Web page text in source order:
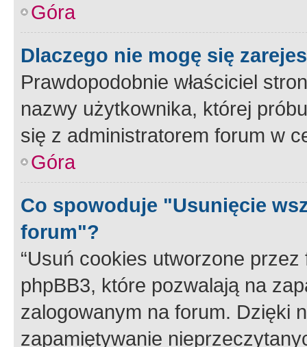
Góra
Dlaczego nie mogę się
Prawdopodobnie właściciel
nazwy użytkownika, której
się z administratorem forum w
Góra
Co spowoduje "Usunięcie
forum"?
“Usuń cookies utworzone
phpBB3, które pozwalają na
zalogowanym na forum. Dzięki
zapamiętywanie